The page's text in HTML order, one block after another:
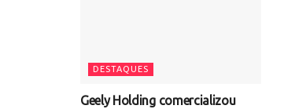
DESTAQUES
Geely Holding comercializou